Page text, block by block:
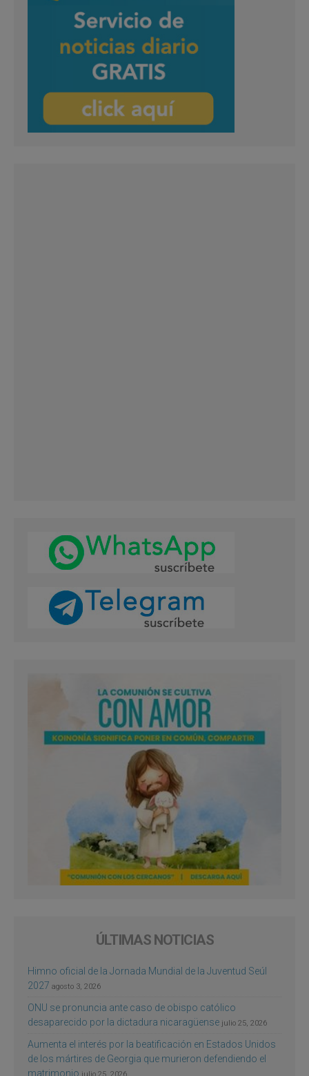
ÚLTIMAS NOTICIAS
Himno oficial de la Jornada Mundial de la Juventud Seúl
2027 agosto 3, 2026
ONU se pronuncia ante caso de obispo católico
desaparecido por la dictadura nicaragüense julio 25, 2026
Aumenta el interés por la beatificación en Estados Unidos
de los mártires de Georgia que murieron defendiendo el
matrimonio julio 25, 2026